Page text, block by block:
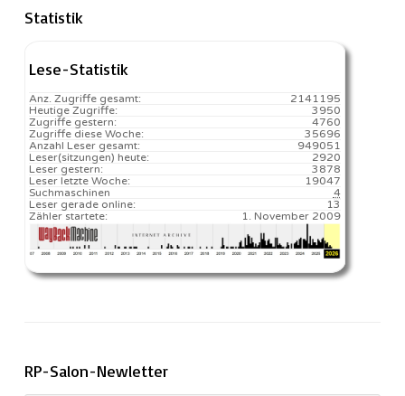
Statistik
Lese-Statistik
2141195
Anz. Zugriffe gesamt:
3950
Heutige Zugriffe:
4760
Zugriffe gestern:
35696
Zugriffe diese Woche:
949051
Anzahl Leser gesamt:
2920️
Leser(sitzungen) heute:
3878
Leser gestern:
19047️
Leser letzte Woche:
4
Suchmaschinen
13
Leser gerade online:
1. November 2009
Zähler startete:
RP-Salon-Newletter